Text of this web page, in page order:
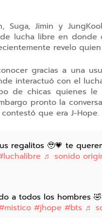
Suga, Jimin y
lucha libre en
revelo
gracias a una
interactuó con el
de chicas quienes
pronto la
que era J-Hope.
regalitos 🥹💗 te
♬ sonido
a todos los hombres
#jhope #bts ♬